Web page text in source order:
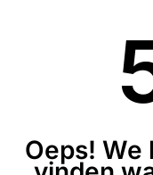
Oeps! We